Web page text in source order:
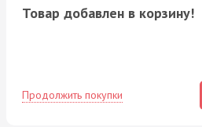
Товар добавлен в корзину!
Продолжить покупки